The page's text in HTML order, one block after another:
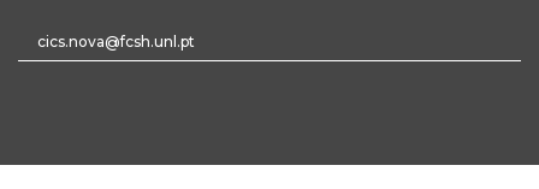
cics.nova@fcsh.unl.pt